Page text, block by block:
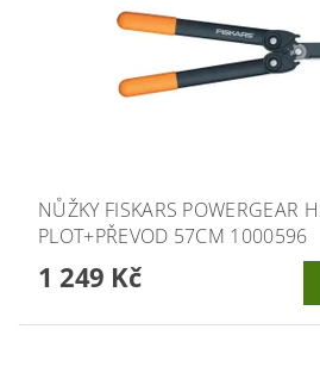
NŮŽKY FISKARS POWERGEAR
PLOT+PŘEVOD 57CM 1000596
1 249 Kč